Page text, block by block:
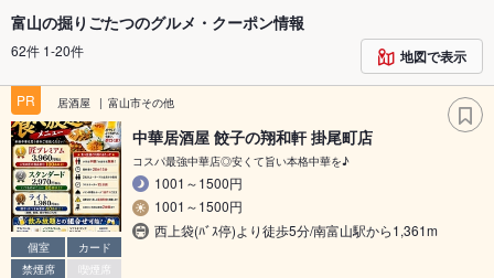
富山の掘りごたつのグルメ・クーポン情報
62件 1-20件 地図で表示
PR 居酒屋 富山市その他
個室
カード
禁煙席
喫煙席
中華居酒屋 餃子の翔和軒 掛尾町店
コスパ最強中華店◎安くて旨い本格中華を♪
1001～1500円
1001～1500円
西上袋(ﾊﾞｽ停)より徒歩5分/南富山駅から1,361m